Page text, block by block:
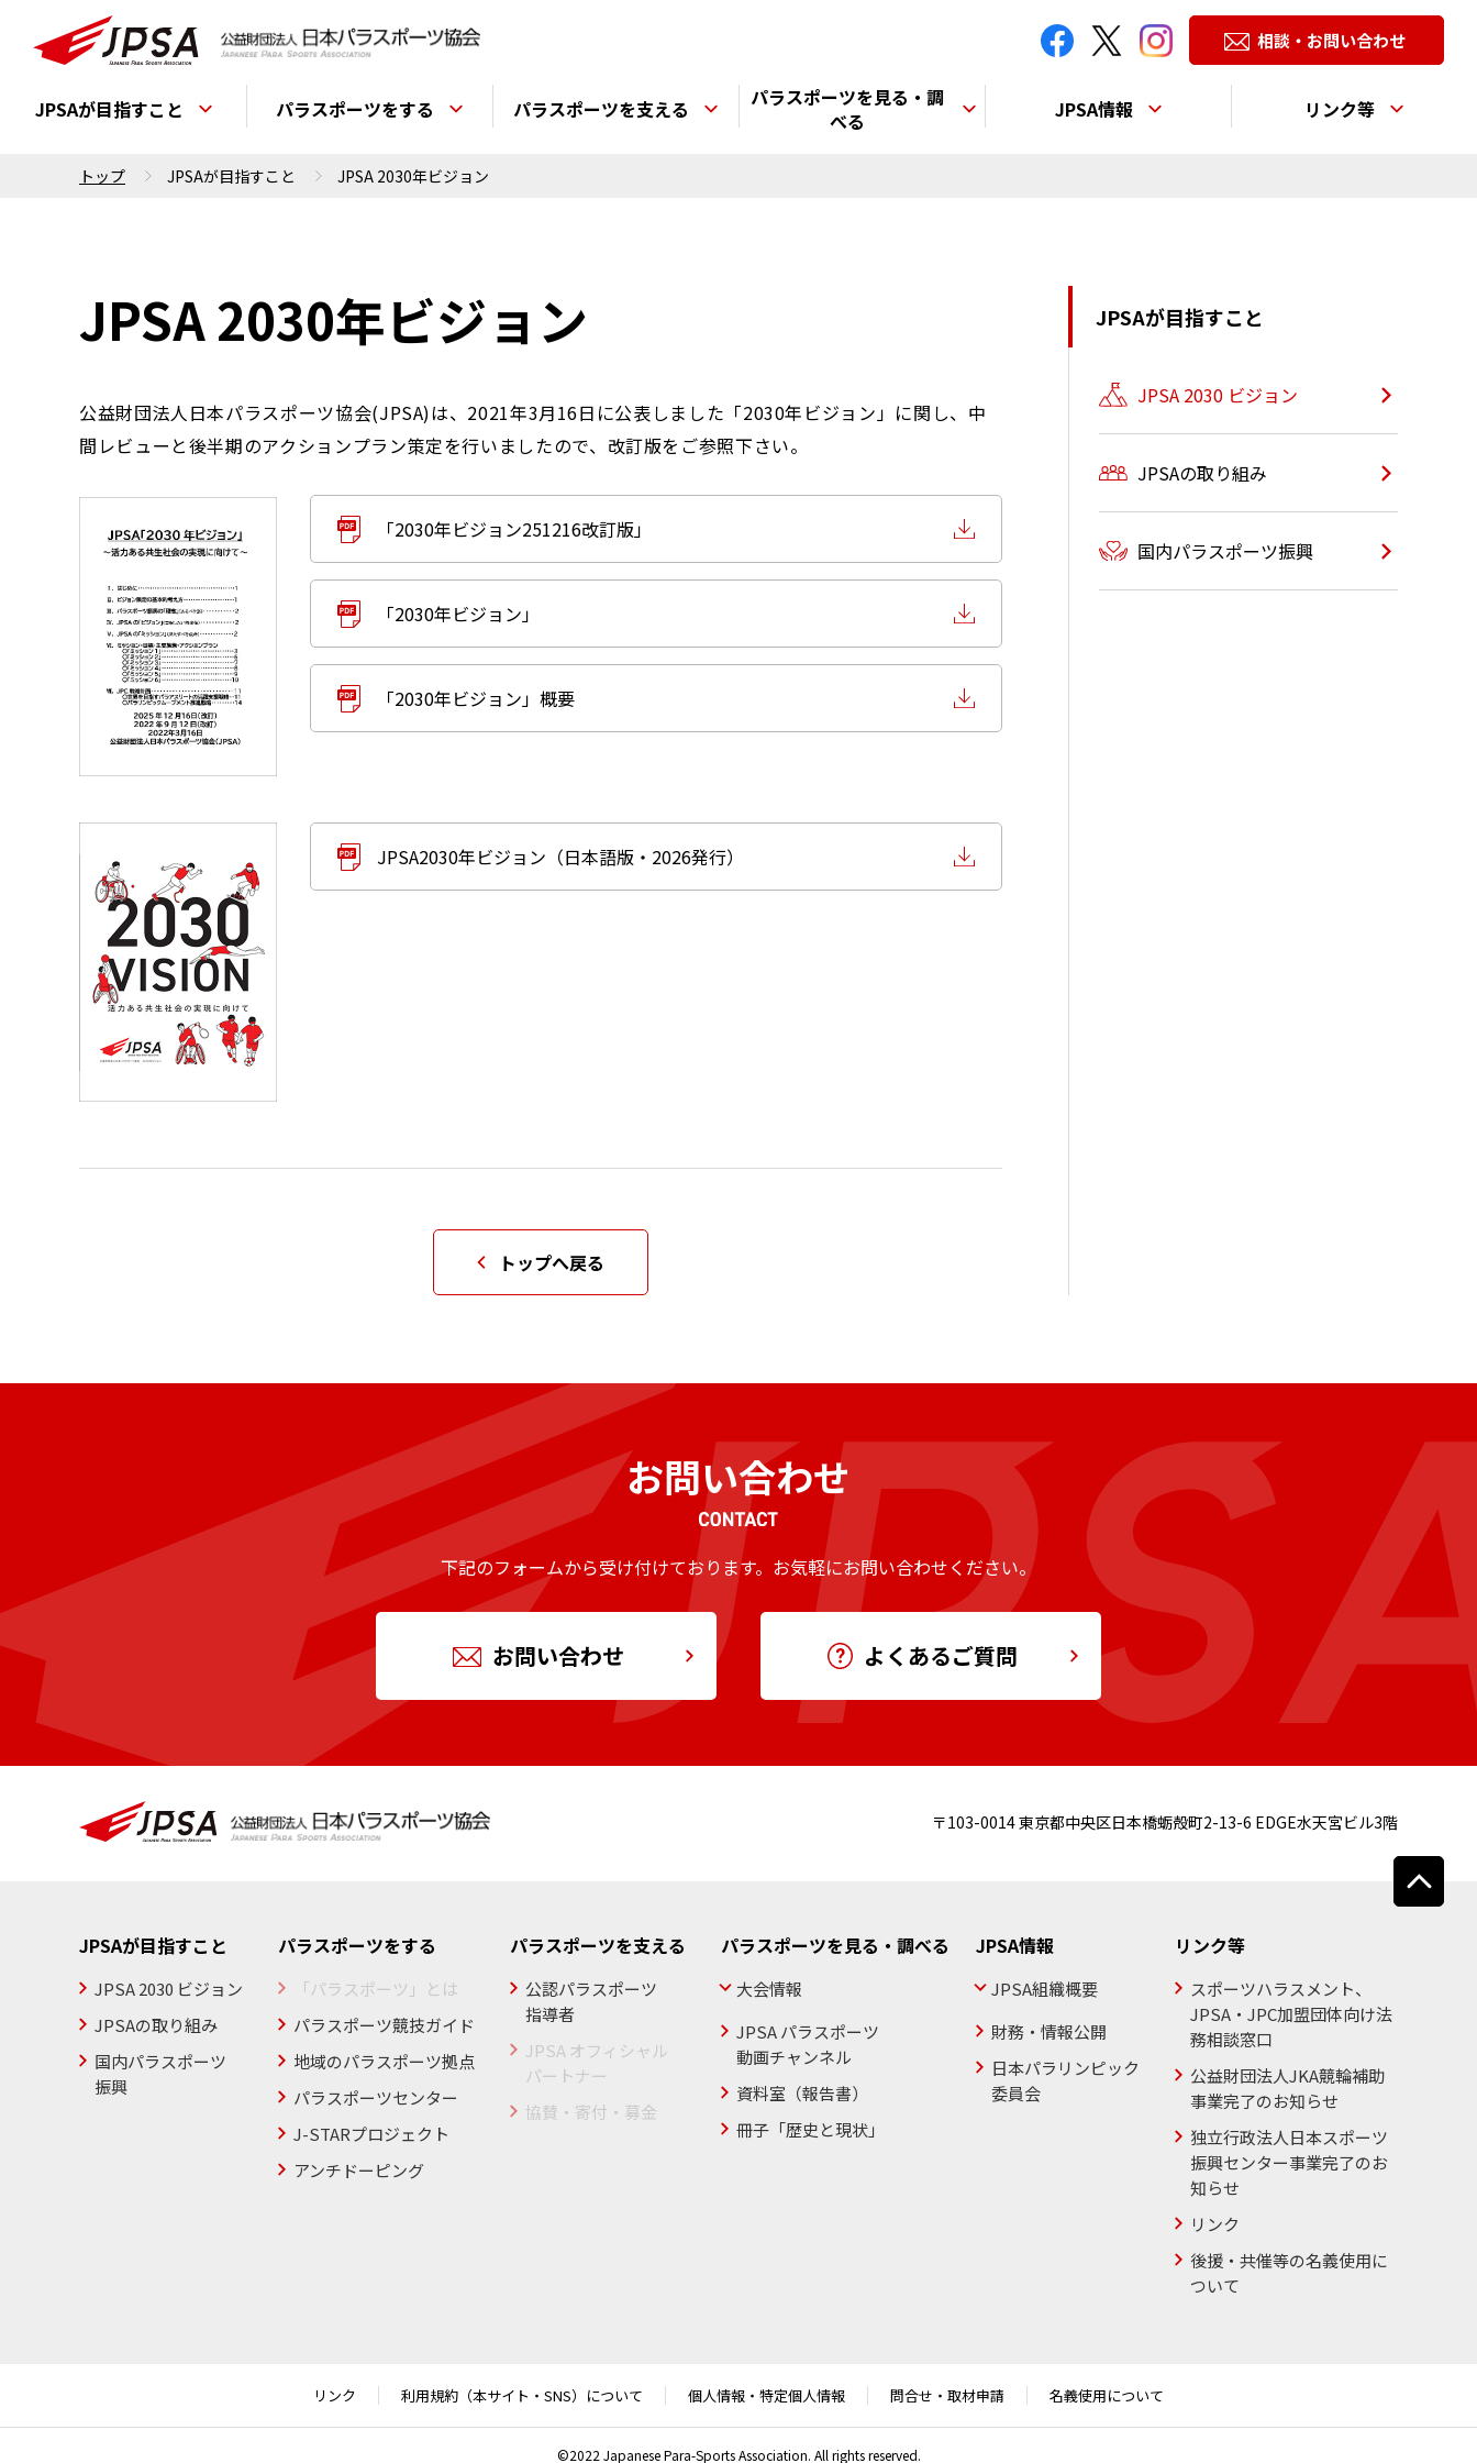
相談・お問い合わせ
JPSAが目指すこと パラスポーツをする パラスポーツを支える
パラスポーツを見る・調
べる
JPSA情報 リンク等
トップ JPSAが目指すこと JPSA 2030年ビジョン
JPSA 2030年ビジョン
公益財団法人日本パラスポーツ協会(JPSA)は、2021年3月16日に公表しました「2030年ビジョン」に関し、中
間レビューと後半期のアクションプラン策定を行いましたので、改訂版をご参照下さい。
「2030年ビジョン251216改訂版」
「2030年ビジョン」
「2030年ビジョン」概要
JPSA2030年ビジョン（日本語版・2026発行）
トップへ戻る
JPSAが目指すこと
JPSA 2030 ビジョン
JPSAの取り組み
国内パラスポーツ振興
お問い合わせ
下記のフォームから受け付けております。 お気軽にお問い合わせください。
お問い合わせ よくあるご質問
〒103-0014東京都中央区日本橋蛎殻町2-13-6 EDGE水天宮ビル3階
JPSAが目指すこと
JPSA 2030 ビジョン
JPSAの取り組み
国内パラスポーツ
振興
パラスポーツをする
「パラスポーツ」とは
パラスポーツ競技ガイド
地域のパラスポーツ拠点
パラスポーツセンター
J-STARプロジェクト
アンチドーピング
パラスポーツを支える
公認パラスポーツ
指導者
JPSA オフィシャル
パートナー
協賛・寄付・募金
パラスポーツを見る・調べる
大会情報
JPSA パラスポーツ
動画チャンネル
資料室（報告書）
冊子「歴史と現状」
JPSA情報
JPSA組織概要
財務・情報公開
日本パラリンピック
委員会
リンク等
スポーツハラスメント、
JPSA・JPC加盟団体向け法
務相談窓口
公益財団法人JKA競輪補助
事業完了のお知らせ
独立行政法人日本スポーツ
振興センター事業完了のお
知らせ
リンク
後援・共催等の名義使用に
ついて
リンク 利用規約（本サイト・SNS）について 個人情報・特定個人情報 問合せ・取材申請 名義使用について
©2022 Japanese Para-Sports Association. All rights reserved.